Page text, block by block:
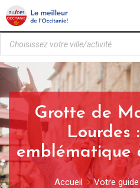
Grotte de
Lourdes
emblématique
Accueil
Votre